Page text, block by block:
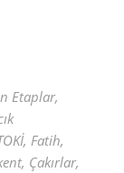
Etaplar,
Fatih,
Çakırlar,